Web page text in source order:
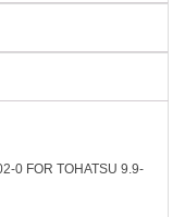
0 FOR TOHATSU 9.9-